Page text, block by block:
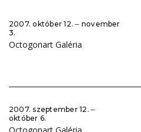
2007. október 12. ‒ november
3.
Octogonart Galéria
2007. szeptember 12. ‒
október 6.